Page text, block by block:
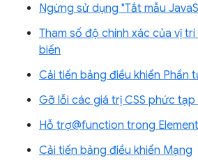
Ngừng sử dụng "Tắt mẫu
Tham số độ chính xác của vị
biến
Cải tiến bảng điều khiển Phần
Gỡ lỗi các giá trị CSS phức
Hỗ trợ@function trong
Cải tiến bảng điều khiển Mạng